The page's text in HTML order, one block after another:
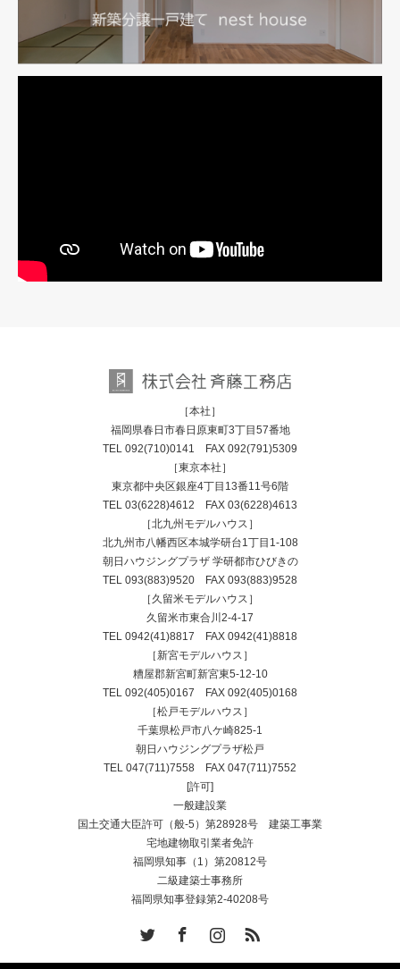
［本社］
福岡県春日市春日原東町3丁目57番地
TEL 092(710)0141 FAX 092(791)5309
［東京本社］
東京都中央区銀座4丁目13番11号6階
TEL 03(6228)4612 FAX 03(6228)4613
［北九州モデルハウス］
北九州市八幡西区本城学研台1丁目1-108
朝日ハウジングプラザ 学研都市ひびきの
TEL 093(883)9520 FAX 093(883)9528
［久留米モデルハウス］
久留米市東合川2-4-17
TEL 0942(41)8817 FAX 0942(41)8818
［新宮モデルハウス］
糟屋郡新宮町新宮東5-12-10
TEL 092(405)0167 FAX 092(405)0168
［松戸モデルハウス］
千葉県松戸市八ケ崎825-1
朝日ハウジングプラザ松戸
TEL 047(711)7558 FAX 047(711)7552
[許可]
一般建設業
国土交通大臣許可（般-5）第28928号 建築工事業
宅地建物取引業者免許
福岡県知事（1）第20812号
二級建築士事務所
福岡県知事登録第2-40208号